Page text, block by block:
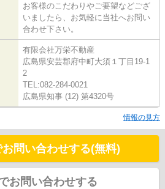
お客様のこだわりやご要望などござ
いましたら、お気軽に当社へお問い
合わせ下さい。
有限会社万栄不動産
広島県安芸郡府中町大須１丁目19-1
2
TEL:082-284-0021
広島県知事 (12) 第4320号
情報の見方
問い合わせする(無料)
お問い合わせする